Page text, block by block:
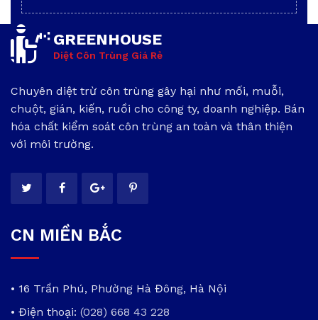
GREENHOUSE
Diệt Côn Trùng Giá Rẻ
Chuyên diệt trừ côn trùng gây hại như mối, muỗi,
chuột, gián, kiến, ruồi cho công ty, doanh nghiệp. Bán
hóa chất kiểm soát côn trùng an toàn và thân thiện
với môi trường.
CN MIỀN BẮC
• 16 Trần Phú, Phường Hà Đông, Hà Nội
• Điện thoại: (028) 668 43 228